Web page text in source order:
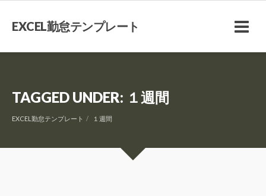
EXCEL勤怠テンプレート
TAGGED UNDER: １週間
EXCEL勤怠テンプレート １週間